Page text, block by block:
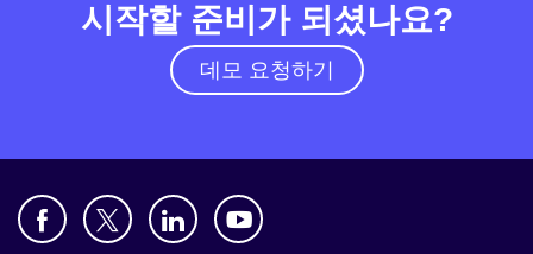
시작할 준비가 되셨나요?
데모 요청하기